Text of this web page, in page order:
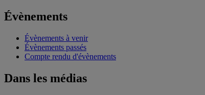
Évènements
Évènements à venir
Évènements passés
Compte rendu d'évènements
Dans les médias